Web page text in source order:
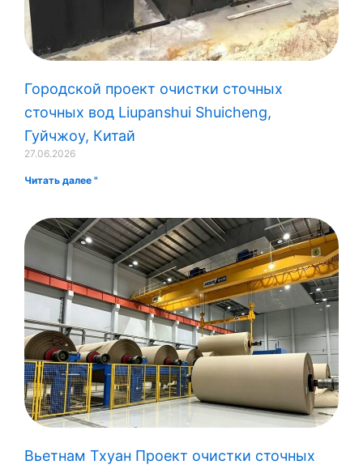
Городской проект очистки сточных
сточных вод Liupanshui Shuicheng,
Гуйчжоу, Китай
27.06.2026
Читать далее "
Вьетнам Тхуан Проект очистки сточных